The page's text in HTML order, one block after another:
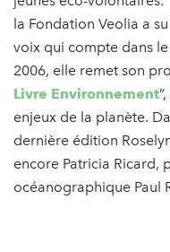
la Fondation Veolia a
voix qui compte dans
2006, elle remet son
Livre Environnement
enjeux de la planète.
dernière édition
encore Patricia Ricard,
océanographique Paul